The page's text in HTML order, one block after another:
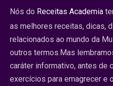
Nós do Receitas Academia
as melhores receitas, dicas,
relacionados ao mundo da
outros termos.Mas
caráter informativo, antes de
exercícios para emagrecer e